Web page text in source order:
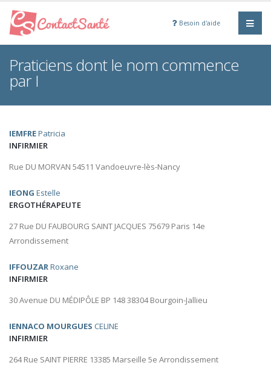
Besoin d'aide
Praticiens dont le nom commence
par I
IEMFREPatricia
INFIRMIER
Rue DU MORVAN 54511 Vandoeuvre-lès-Nancy
IEONG Estelle
ERGOTHÉRAPEUTE
27 Rue DU FAUBOURG SAINT JACQUES 75679 Paris 14e
Arrondissement
IFFOUZARRoxane
INFIRMIER
30 Avenue DU MÉDIPÔLE BP 148 38304 Bourgoin-Jallieu
IENNACO MOURGUES CELINE
INFIRMIER
264 Rue SAINT PIERRE 13385 Marseille 5e Arrondissement